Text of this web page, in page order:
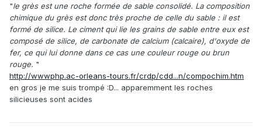
"le grès est une roche formée de sable consolidé. La composition
chimique du grès est donc très proche de celle du sable : il est
formé de silice. Le ciment qui lie les grains de sable entre eux est
composé de silice, de carbonate de calcium (calcaire), d'oxyde de
fer, ce qui lui donne dans ce cas une couleur rouge ou brun
rouge. "
http://wwwphp.ac-orleans-tours.fr/crdp/cdd...n/compochim.htm
en gros je me suis trompé :D... apparemment les roches
silicieuses sont acides